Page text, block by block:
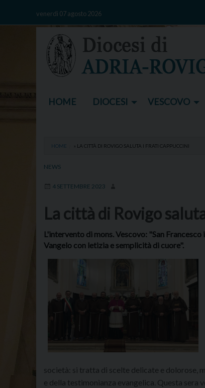
venerdì 07 agosto 2026
HOME DIOCESI VESCOVO
HOME » LA CITTÀ DI ROVIGO SALUTA I FRATI CAPPUCCINI
NEWS
4 SETTEMBRE 2023
La città di Rovigo
L'intervento di mons. Vescovo: "San
Vangelo con letizia e semplicità di cuore".
società: si tratta di scelte delicate e dolorose,
e della testimonianza evangelica. Questa